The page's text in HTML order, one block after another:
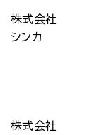
株式会社
シンカ
株式会社